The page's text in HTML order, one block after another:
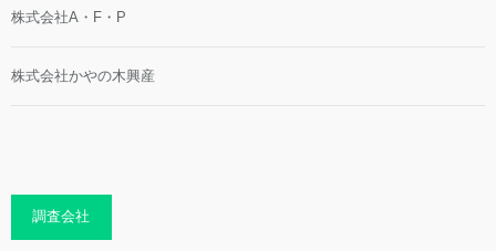
株式会社A・F・P
株式会社かやの木興産
調査会社